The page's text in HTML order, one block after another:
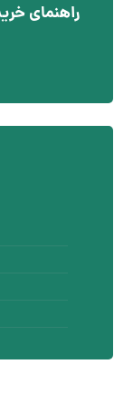
راهنمای